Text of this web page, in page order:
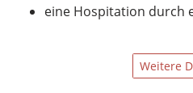
eine Hospitation durch
Weitere